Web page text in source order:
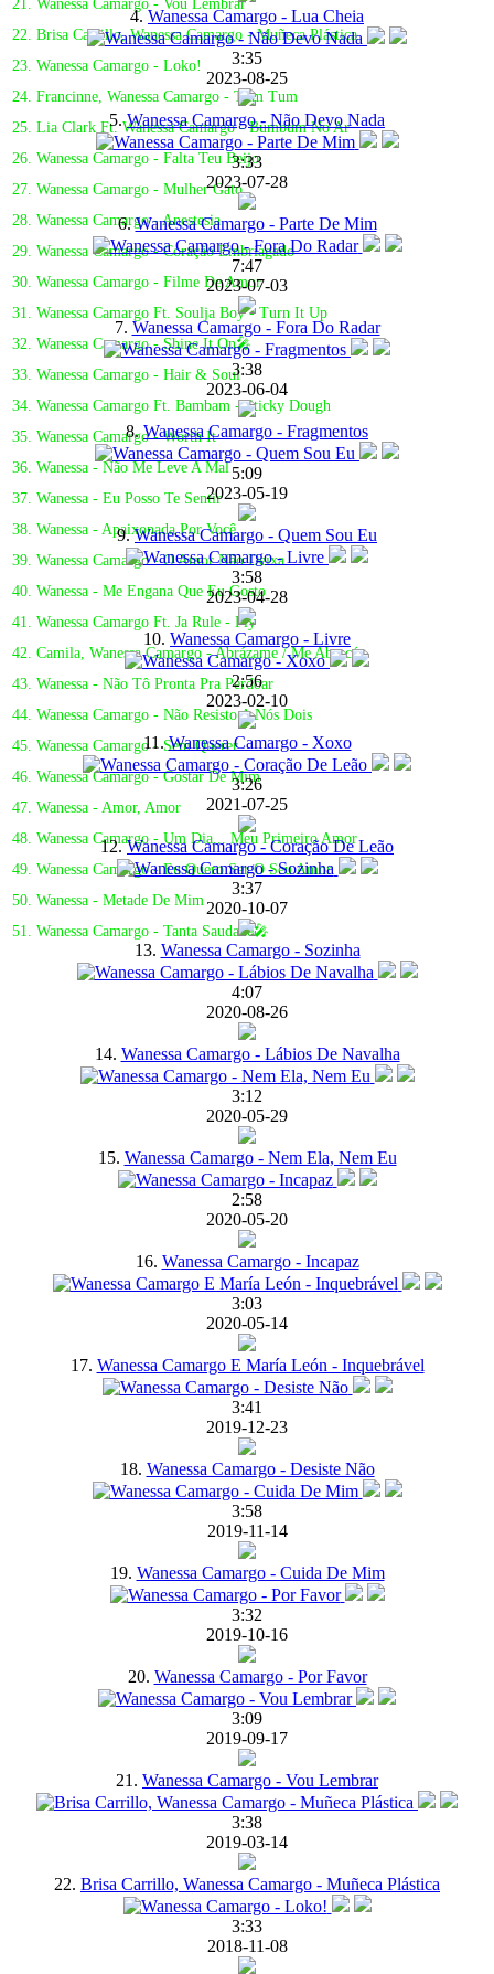
21. Wanessa Camargo - Vou Lembrar
22. Brisa Carrillo, Wanessa Camargo - Muñeca Plástica
23. Wanessa Camargo - Loko!
24. Francinne, Wanessa Camargo - Tum Tum
25. Lia Clark Ft. Wanessa Camargo - Bumbum No Ar
26. Wanessa Camargo - Falta Teu Beijo
27. Wanessa Camargo - Mulher Gato
28. Wanessa Camargo - Anestesia
29. Wanessa Camargo - Coração Embriagado
30. Wanessa Camargo - Filme De Amor
31. Wanessa Camargo Ft. Soulja Boy - Turn It Up
32. Wanessa Camargo - Shine It On🎤
33. Wanessa Camargo - Hair & Soul
34. Wanessa Camargo Ft. Bambam - Sticky Dough
35. Wanessa Camargo - Worth It
36. Wanessa - Não Me Leve A Mal
37. Wanessa - Eu Posso Te Sentir
38. Wanessa - Apaixonada Por Você
39. Wanessa Camargo - O Amor Não Deixa
40. Wanessa - Me Engana Que Eu Gosto
41. Wanessa Camargo Ft. Ja Rule - Fly
42. Camila, Wanessa Camargo - Abrázame / Me Abracé
43. Wanessa - Não Tô Pronta Pra Perdoar
44. Wanessa Camargo - Não Resisto A Nós Dois
45. Wanessa Camargo - Sem Querer
46. Wanessa Camargo - Gostar De Mim
47. Wanessa - Amor, Amor
48. Wanessa Camargo - Um Dia... Meu Primeiro Amor
49. Wanessa Camargo - Eu Quero Ser O Seu Amor
50. Wanessa - Metade De Mim
51. Wanessa Camargo - Tanta Saudade🎤
4. Wanessa Camargo - Lua Cheia
3:35
2023-08-25
5.Wanessa Camargo - Não Devo Nada
3:33
2023-07-28
6.Wanessa Camargo - Parte De Mim
7:47
2023-07-03
7. Wanessa Camargo - Fora Do Radar
3:38
2023-06-04
8.Wanessa Camargo - Fragmentos
5:09
2023-05-19
9.Wanessa Camargo - Quem Sou Eu
3:58
2023-04-28
10. Wanessa Camargo - Livre
2:56
2023-02-10
11.Wanessa Camargo - Xoxo
3:26
2021-07-25
12.Wanessa Camargo - Coração De Leão
3:37
2020-10-07
13. Wanessa Camargo - Sozinha
4:07
2020-08-26
14. Wanessa Camargo - Lábios De Navalha
3:12
2020-05-29
15. Wanessa Camargo - Nem Ela, Nem Eu
2:58
2020-05-20
16. Wanessa Camargo - Incapaz
3:03
2020-05-14
17. Wanessa Camargo E María León - Inquebrável
3:41
2019-12-23
18. Wanessa Camargo - Desiste Não
3:58
2019-11-14
19. Wanessa Camargo - Cuida De Mim
3:32
2019-10-16
20. Wanessa Camargo - Por Favor
3:09
2019-09-17
21. Wanessa Camargo - Vou Lembrar
3:38
2019-03-14
22. Brisa Carrillo, Wanessa Camargo - Muñeca Plástica
3:33
2018-11-08